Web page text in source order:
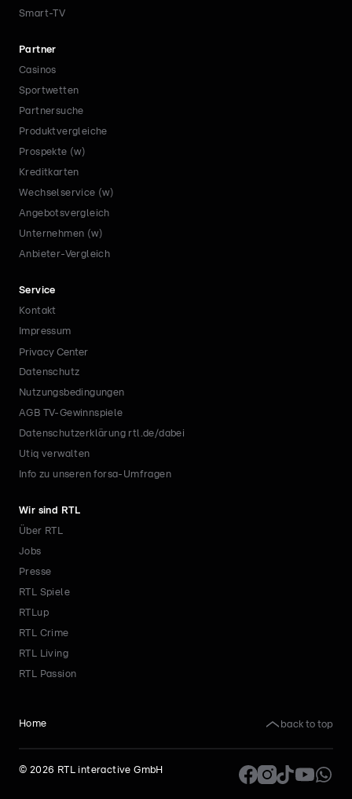
Smart-TV
Partner
Casinos
Sportwetten
Partnersuche
Produktvergleiche
Prospekte (w)
Kreditkarten
Wechselservice (w)
Angebotsvergleich
Unternehmen (w)
Anbieter-Vergleich
Service
Kontakt
Impressum
Privacy Center
Datenschutz
Nutzungsbedingungen
AGB TV-Gewinnspiele
Datenschutzerklärung rtl.de/dabei
Utiq verwalten
Info zu unseren forsa-Umfragen
Wir sind RTL
Über RTL
Jobs
Presse
RTL Spiele
RTLup
RTL Crime
RTL Living
RTL Passion
Home back to top
© 2026 RTL interactive GmbH